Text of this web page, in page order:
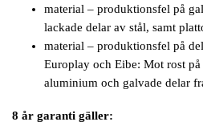
material – produktionsfel på
lackade delar av stål, samt
material – produktionsfel på
Europlay och Eibe: Mot rost
aluminium och galvade delar
8 år garanti gäller: